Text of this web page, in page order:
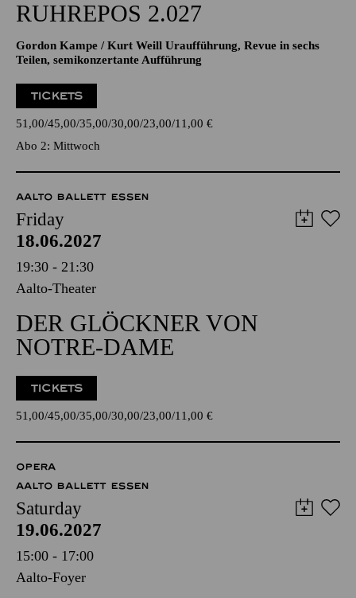
RUHREPOS 2.027
Gordon Kampe / Kurt Weill Uraufführung, Revue in sechs
Teilen, semikonzertante Aufführung
TICKETS
51,00 45,00 35,00 30,00 23,00 11,00 €
Abo 2: Mittwoch
AALTO BALLETT ESSEN
Friday
18.06.2027
19:30 - 21:30
Aalto-Theater
DER GLÖCKNER VON
NOTRE-DAME
TICKETS
51,00 45,00 35,00 30,00 23,00 11,00 €
OPERA
AALTO BALLETT ESSEN
Saturday
19.06.2027
15:00 - 17:00
Aalto-Foyer